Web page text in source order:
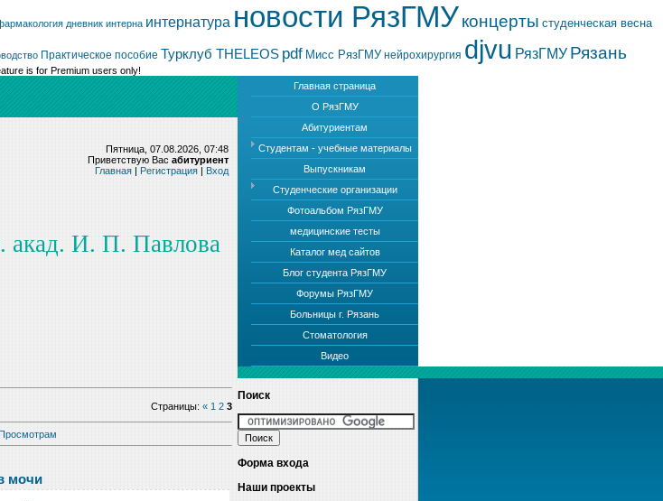
дневник интерна интернатура новости РязГМУ концерты студенческая весна
Практическое пособие Турклуб THELEOS pdf Мисс РязГМУ нейрохирургия djvu РязГМУ Рязань
is for Premium users only!
Главная страница
О РязГМУ
Абитуриентам
Студентам - учебные материалы
Выпускникам
Студенческие организации
Фотоальбом РязГМУ
медицинские тесты
Каталог мед сайтов
Блог студента РязГМУ
Форумы РязГМУ
Больницы г. Рязань
Стоматология
Видео
Пятница, 07.08.2026, 07:48
Приветствую Вас абитуриент
Главная | Регистрация | Вход
акад. И. П. Павлова
Страницы: « 1 2 3
Просмотрам
мочи
Поиск
Форма входа
Наши проекты